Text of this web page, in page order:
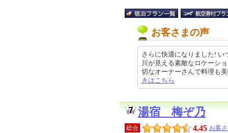
お客さまの声
さらに快適になりました! い
川が見える素敵なロケーシ
切なオーナーさんで料理も
きはこちら
湯宿 梅ぞ乃
総合 4.45 お客